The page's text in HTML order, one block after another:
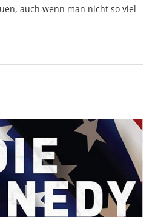
auch wenn man nicht so viel